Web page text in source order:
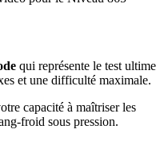
qui représente le test ultime
et une difficulté maximale.
capacité à maîtriser les
froid sous pression.